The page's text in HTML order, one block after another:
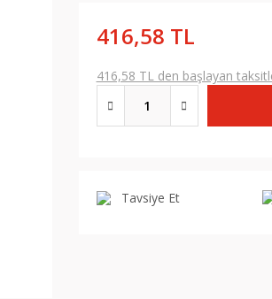
416,58 TL
416,58 TL den başlayan
Tavsiye Et